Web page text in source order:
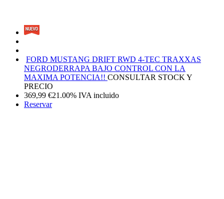
FORD MUSTANG DRIFT RWD 4-TEC TRAXXAS
NEGRODERRAPA BAJO CONTROL CON LA
MAXIMA POTENCIA!! CONSULTAR STOCK Y
PRECIO
369,99 €21.00% IVA incluido
Reservar